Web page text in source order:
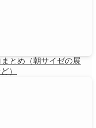
とめ（朝サイゼの展
）